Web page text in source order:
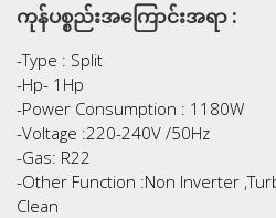
ကုန်ပစ္စည်းအကြောင်းအရာ :
-Type : Split
-Hp- 1Hp
-Power Consumption : 1180W
-Voltage :220-240V /50Hz
-Gas: R22
-Other Function :Non Inverter
Clean